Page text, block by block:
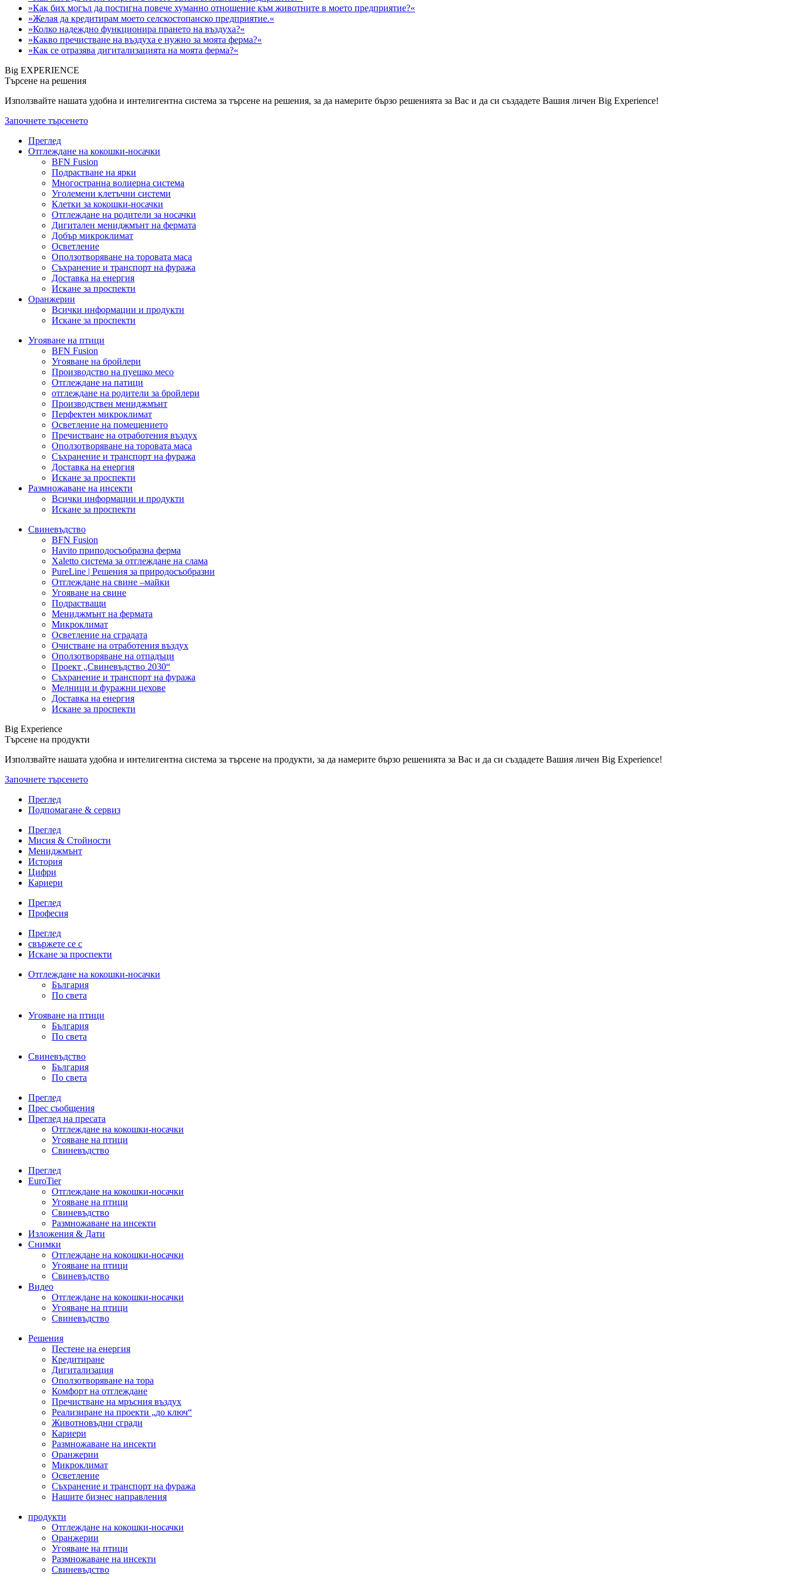
»Как бих могъл да постигна повече хуманно отношение към животните в моето предприятие?«
»Желая да кредитирам моето селскостопанско предприятие.«
»Колко надеждно функционира прането на въздуха?«
»Какво пречистване на въздуха е нужно за моята ферма?«
»Как се отразява дигитализацията на моята ферма?«
Big EXPERIENCE
Търсене на решения
Използвайте нашата удобна и интелигентна система за търсене на решения, за да намерите бързо решенията за Вас и да си създадете Вашия личен Big Experience!
Започнете търсенето
Преглед
Отглеждане на кокошки-носачки
BFN Fusion
Подрастване на ярки
Многостранна волиерна система
Уголемени клетъчни системи
Клетки за кокошки-носачки
Отглеждане на родители за носачки
Дигитален мениджмънт на фермата
Добър микроклимат
Осветление
Оползотворяване на торовата маса
Съхранение и транспорт на фуража
Доставка на енергия
Искане за проспекти
Оранжерии
Всички информации и продукти
Искане за проспекти
Угояване на птици
BFN Fusion
Угояване на бройлери
Производство на пуешко месо
Отглеждане на патици
отглеждане на родители за бройлери
Производствен мениджмънт
Перфектен микроклимат
Осветление на помещението
Пречистване на отработения въздух
Оползотворяване на торовата маса
Съхранение и транспорт на фуража
Доставка на енергия
Искане за проспекти
Размножаване на инсекти
Всички информации и продукти
Искане за проспекти
Свиневъдство
BFN Fusion
Havito приподосъобразна ферма
Xaletto система за отглеждане на слама
PureLine | Решения за природосъобразни
Отглеждане на свине –майки
Угояване на свине
Подрастващи
Мениджмънт на фермата
Микроклимат
Осветление на сградата
Очистване на отработения въздух
Оползотворяване на отпадъци
Проект „Свиневъдство 2030“
Съхранение и транспорт на фуража
Мелници и фуражни цехове
Доставка на енергия
Искане за проспекти
Big Experience
Търсене на продукти
Използвайте нашата удобна и интелигентна система за търсене на продукти, за да намерите бързо решенията за Вас и да си създадете Вашия личен Big Experience!
Започнете търсенето
Преглед
Подпомагане & сервиз
Преглед
Мисия & Стойности
Мениджмънт
История
Цифри
Кариери
Преглед
Професия
Преглед
свържете се с
Искане за проспекти
Отглеждане на кокошки-носачки
България
По света
Угояване на птици
България
По света
Свиневъдство
България
По света
Преглед
Прес съобщения
Преглед на пресата
Отглеждане на кокошки-носачки
Угояване на птици
Свиневъдство
Преглед
EuroTier
Отглеждане на кокошки-носачки
Угояване на птици
Свиневъдство
Размножаване на инсекти
Изложения & Дати
Снимки
Отглеждане на кокошки-носачки
Угояване на птици
Свиневъдство
Видео
Отглеждане на кокошки-носачки
Угояване на птици
Свиневъдство
Решения
Пестене на енергия
Кредитиране
Дигитализация
Оползотворяване на тора
Комфорт на отглеждане
Пречистване на мръсния въздух
Реализиране на проекти „до ключ“
Животновъдни сгради
Кариери
Размножаване на инсекти
Оранжерии
Микроклимат
Осветление
Съхранение и транспорт на фуража
Нашите бизнес направления
продукти
Отглеждане на кокошки-носачки
Оранжерии
Угояване на птици
Размножаване на инсекти
Свиневъдство